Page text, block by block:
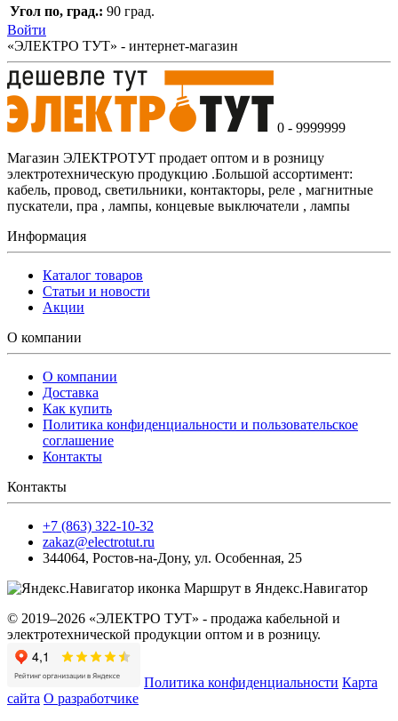
Угол по, град.: 90 град.
Войти
«ЭЛЕКТРО ТУТ» - интернет-магазин
0 - 9999999
Магазин ЭЛЕКТРОТУТ продает оптом и в розницу
электротехническую продукцию .Большой ассортимент:
кабель, провод, светильники, контакторы, реле , магнитные
пускатели, пра , лампы, концевые выключатели , лампы
Информация
Каталог товаров
Статьи и новости
Акции
О компании
О компании
Доставка
Как купить
Политика конфиденциальности и пользовательское
соглашение
Контакты
Контакты
+7 (863) 322-10-32
zakaz@electrotut.ru
344064, Ростов-на-Дону, ул. Особенная, 25
Маршрут в Яндекс.Навигатор
© 2019–2026 «ЭЛЕКТРО ТУТ» - продажа кабельной и
электротехнической продукции оптом и в розницу.
Политика конфиденциальности Карта
сайта О разработчике